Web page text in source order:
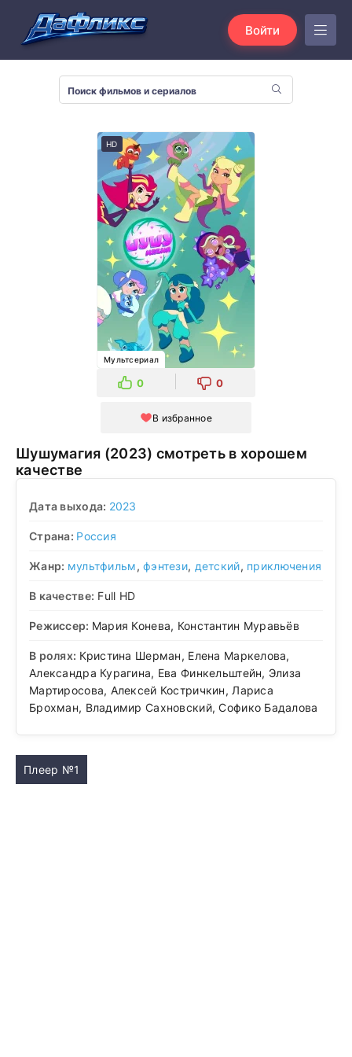
Войти
HD
Мультсериал
0 0
В избранное
Шушумагия (2023) смотреть в хорошем
качестве
Дата выхода: 2023
Страна: Россия
Жанр: мультфильм,фэнтези, детский, приключения
В качестве: Full HD
Режиссер: Мария Конева, Константин Муравьёв
В ролях: Кристина Шерман, Елена Маркелова,
Александра Курагина, Ева Финкельштейн, Элиза
Мартиросова, Алексей Костричкин, Лариса
Брохман, Владимир Сахновский, Софико Бадалова
Плеер №1